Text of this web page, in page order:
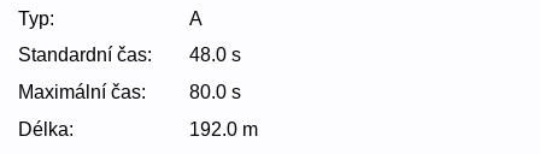
Typ:
A
Standardní čas:
48.0 s
Maximální čas:
80.0 s
Délka:
192.0 m